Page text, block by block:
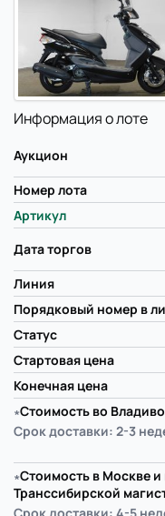
Информация о лоте
Аукцион
Номер лота
Артикул
Дата торгов
Линия
Порядковый номер в
Статус
Стартовая цена
Конечная цена
∗Стоимость во
Срок доставки: 2-3
∗Стоимость в Москве и
Транссибирской